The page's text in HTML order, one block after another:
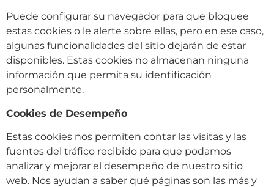
Puede configurar su navegador para que bloquee
estas cookies o le alerte sobre ellas, pero en ese caso,
algunas funcionalidades del sitio dejarán de estar
disponibles. Estas cookies no almacenan ninguna
información que permita su identificación
personalmente.
Cookies de Desempeño
Estas cookies nos permiten contar las visitas y las
fuentes del tráfico recibido para que podamos
analizar y mejorar el desempeño de nuestro sitio
web. Nos ayudan a saber qué páginas son las más y